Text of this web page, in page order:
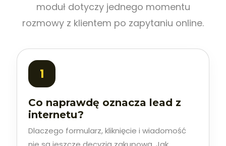
moduł dotyczy jednego momentu
rozmowy z klientem po zapytaniu online.
Co naprawdę oznacza lead z
internetu?
Dlaczego formularz, kliknięcie i wiadomość